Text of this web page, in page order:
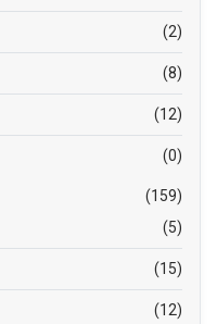
(2)
(8)
(12)
(0)
(159)
(5)
(15)
(12)